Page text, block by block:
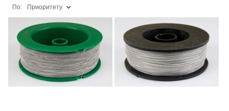
По: Приоритету